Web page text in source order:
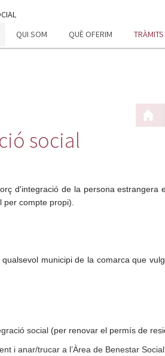
DE L'ESTANY
QUI SOM
QUÈ OFERIM TRÀMITS
social
d'integració de la persona
per compte propi).
municipi de la comarca que
social (per renovar el permís de
i anar/trucar a l’Àrea de Benestar